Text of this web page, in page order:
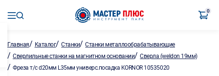
0
Главная/ Каталог/Станки/Станки металлообрабатывающие
/ Сверлильные станки на магнитном основании/Сверла (weldon 19мм)
/ Фреза т/с d20мм L35мм универс.посадка KORNOR 10535020